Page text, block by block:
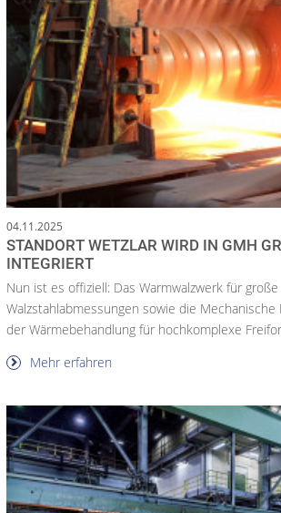
04.11.2025
STANDORT WETZLAR WIRD IN GMH
INTEGRIERT
Nun ist es offiziell: Das Warmwalzwerk für große
Walzstahlabmessungen sowie die Mechanische
der Wärmebehandlung für hochkomplexe
Mehr erfahren